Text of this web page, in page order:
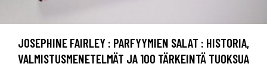
JOSEPHINE FAIRLEY : PARFYYMIEN SALAT : HISTORIA,
VALMISTUSMENETELMÄT JA 100 TÄRKEINTÄ TUOKSUA